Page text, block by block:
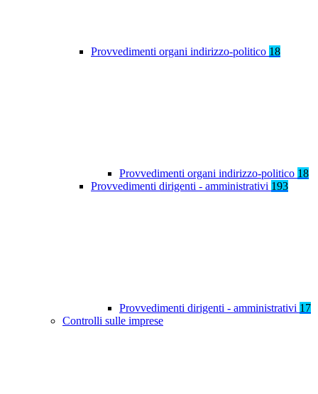
Provvedimenti organi indirizzo-politico 18
Provvedimenti organi indirizzo-politico 18
Provvedimenti dirigenti - amministrativi 193
Provvedimenti dirigenti - amministrativi 17
Controlli sulle imprese